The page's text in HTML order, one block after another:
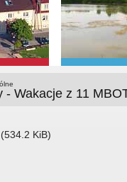
- Wakacje z 11
(534.2 KiB)